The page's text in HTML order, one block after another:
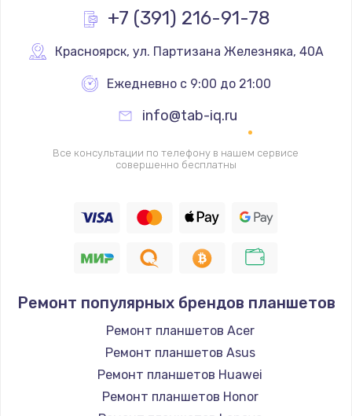
Простой ремонт основной платы
2400 руб.
Заказать
Восстановление после попадания влаги
2800 руб.
Замена основной платы
Устранение короткого замыкания
1400 руб.
Заказать
+7 (391) 216-91-78
Красноярск, ул. Партизана Железняка, 40А
Ежедневно с 9:00 до 21:00
info@tab-iq.ru
Все консультации по телефону в нашем сервисе
совершенно бесплатны
Ремонт популярных брендов планшетов
Ремонт планшетов Acer
Ремонт планшетов Asus
Ремонт планшетов Huawei
Ремонт планшетов Honor